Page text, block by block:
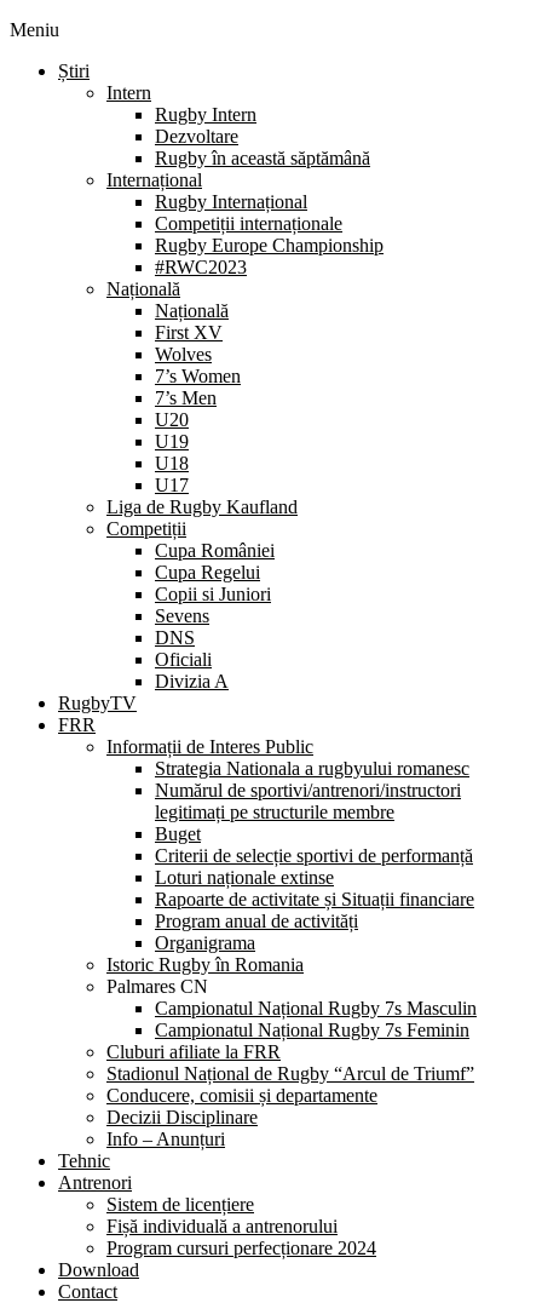
Meniu
Știri
Intern
Rugby Intern
Dezvoltare
Rugby în această săptămână
Internațional
Rugby Internațional
Competiții internaționale
Rugby Europe Championship
#RWC2023
Națională
Națională
First XV
Wolves
7’s Women
7’s Men
U20
U19
U18
U17
Liga de Rugby Kaufland
Competiții
Cupa României
Cupa Regelui
Copii si Juniori
Sevens
DNS
Oficiali
Divizia A
RugbyTV
FRR
Informații de Interes Public
Strategia Nationala a rugbyului romanesc
Numărul de sportivi/antrenori/instructori
legitimați pe structurile membre
Buget
Criterii de selecție sportivi de performanță
Loturi naționale extinse
Rapoarte de activitate și Situații financiare
Program anual de activități
Organigrama
Istoric Rugby în Romania
Palmares CN
Campionatul Național Rugby 7s Masculin
Campionatul Național Rugby 7s Feminin
Cluburi afiliate la FRR
Stadionul Național de Rugby “Arcul de Triumf”
Conducere, comisii și departamente
Decizii Disciplinare
Info – Anunțuri
Tehnic
Antrenori
Sistem de licențiere
Fișă individuală a antrenorului
Program cursuri perfecționare 2024
Download
Contact